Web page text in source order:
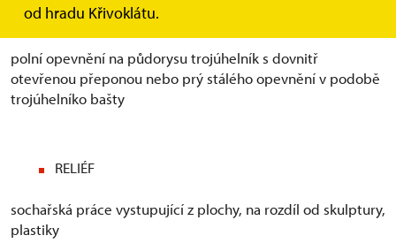
od hradu Křivoklátu.
REDAN
polní opevnění na půdorysu trojúhelník s dovnitř
otevřenou přeponou nebo prý stálého opevnění v podobě
trojúhelníko bašty
RELIÉF
sochařská práce vystupující z plochy, na rozdíl od skulptury,
plastiky